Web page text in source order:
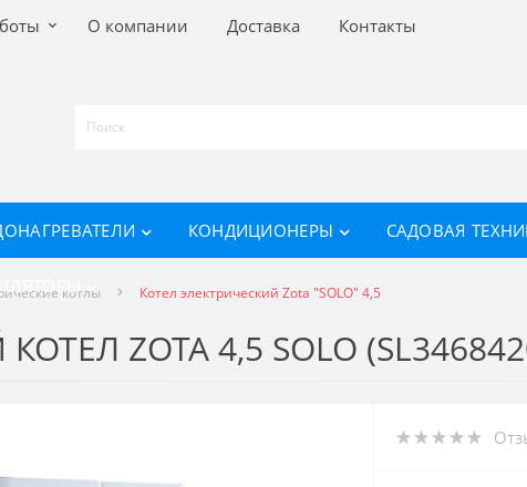
О компании Доставка Контакты
КОНДИЦИОНЕРЫ САДОВАЯ
котлы Котел электрический Zota "SOLO" 4,5
ZOTA 4,5 SOLO